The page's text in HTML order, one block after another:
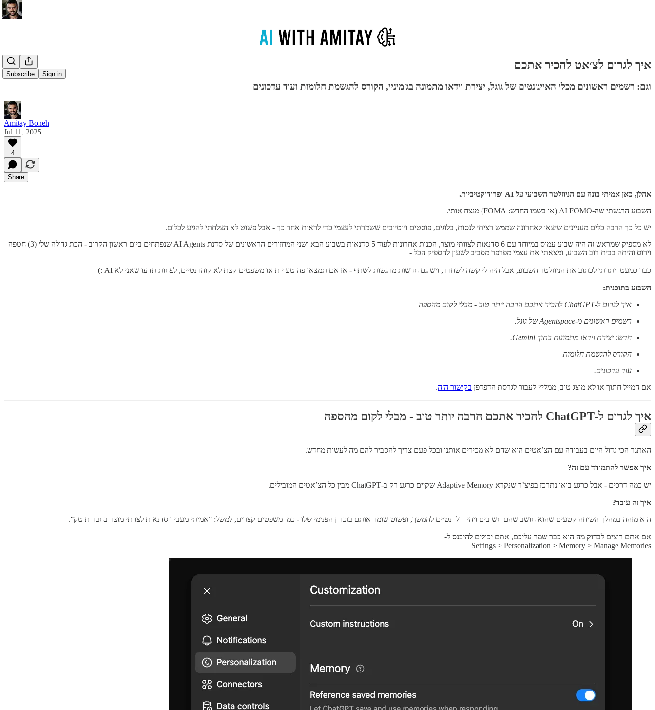
Subscribe Sign in
איך לגרום לצ׳אט להכיר אתכם
וגם: רשמים ראשונים מכלי האייג׳נטים של גוגל, יצירת וידאו מתמונה בג׳מיניי, הקורס להגשמת חלומות ועוד עדכונים
Amitay Boneh
Jul 11, 2025
4
Share
אהלן, כאן אמיתי בונה עם הניוזלטר השבועי על AI ופרודוקטיביות.
השבוע הרגשתי שה-AI FOMO (או בשמו החדש: FOMA) מנצח אותי.
יש כל כך הרבה כלים מעניינים שיצאו לאחרונה שממש רציתי לנסות, בלוגים, פוסטים ויוטיובים ששמרתי לעצמי כדי לראות אחר כך - אבל פשוט לא הצלחתי להגיע לכלום.
לא מספיק שמראש זה היה שבוע עמוס במיוחד עם 6 סדנאות לצוותי מוצר, הכנות אחרונות לעוד 5 סדנאות בשבוע הבא ושני המחזורים הראשונים של סדנת AI Agents שנפתחים ביום ראשון הקרוב - הבת גדולה שלי (3) חטפה
וירוס והיתה בבית רוב השבוע, ומצאתי את עצמי מפרפר מסביב לשעון להספיק הכל -
כבר כמעט ויתרתי לכתוב את הניוזלטר השבוע, אבל היה לי קשה לשחרר, ויש גם חדשות מרגשות לשתף - אז אם תמצאו פה טעויות או משפטים קצת לא קוהרנטיים, לפחות תדעו שאני לא AI :)
השבוע בתוכנית:
איך לגרום ל-ChatGPT להכיר אתכם הרבה יותר טוב - מבלי לקום מהספה
רשמים ראשונים מ-Agentspace של גוגל.
חדש: יצירת וידאו מתמונות בתוך Gemini.
הקורס להגשמת חלומות
עוד עדכונים.
אם המייל חתוך או לא מוצג טוב, ממליץ לעבור לגרסת הדפדפן בקישור הזה.
איך לגרום ל-ChatGPT להכיר אתכם הרבה יותר טוב - מבלי לקום מהספה
האתגר הכי גדול היום בעבודה עם הצ’אטים הוא שהם לא מכירים אותנו ובכל פעם צריך להסביר להם מה לעשות מחדש.
איך אפשר להתמודד עם זה?
יש כמה דרכים - אבל כרגע בואו נתרכז בפיצ’ר שנקרא Adaptive Memory שקיים כרגע רק ב-ChatGPT מבין כל הצ’אטים המובילים.
איך זה עובד?
הוא מזהה במהלך השיחה קטעים שהוא חושב שהם חשובים ויהיו רלוונטיים להמשך, ופשוט שומר אותם בזכרון הפנימי שלו - כמו משפטים קצרים, למשל: “אמיתי מעביר סדנאות לצוותי מוצר בחברות טק”.
אם אתם רוצים לבדוק מה הוא כבר שמר עליכם, אתם יכולים להיכנס ל-
Settings > Personalization > Memory > Manage Memories